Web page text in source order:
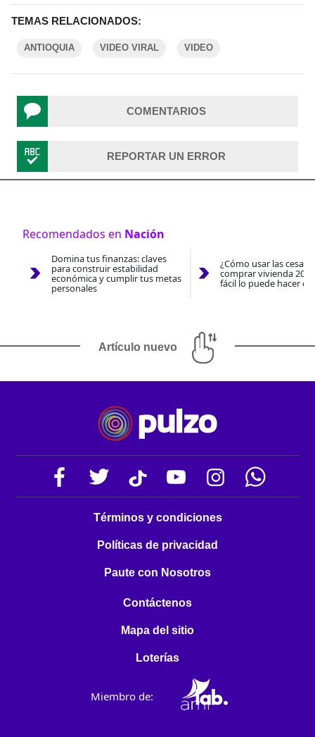
TEMAS RELACIONADOS:
ANTIOQUIA VIDEO VIRAL VIDEO
COMENTARIOS
REPORTAR UN ERROR
Recomendados en Nación
Domina tus finanzas: claves
para construir estabilidad
económica y cumplir tus metas
personales
¿Cómo usar las
comprar vivienda
fácil lo puede hacer
Artículo nuevo
Términos y condiciones
Políticas de privacidad
Paute con Nosotros
Contáctenos
Mapa del sitio
Loterías
Miembro de: